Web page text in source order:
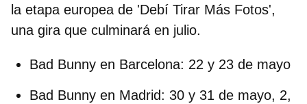
la etapa europea de 'Debí Tirar Más Fotos',
una gira que culminará en julio.
Bad Bunny en Barcelona: 22 y 23 de mayo
Bad Bunny en Madrid: 30 y 31 de mayo, 2,